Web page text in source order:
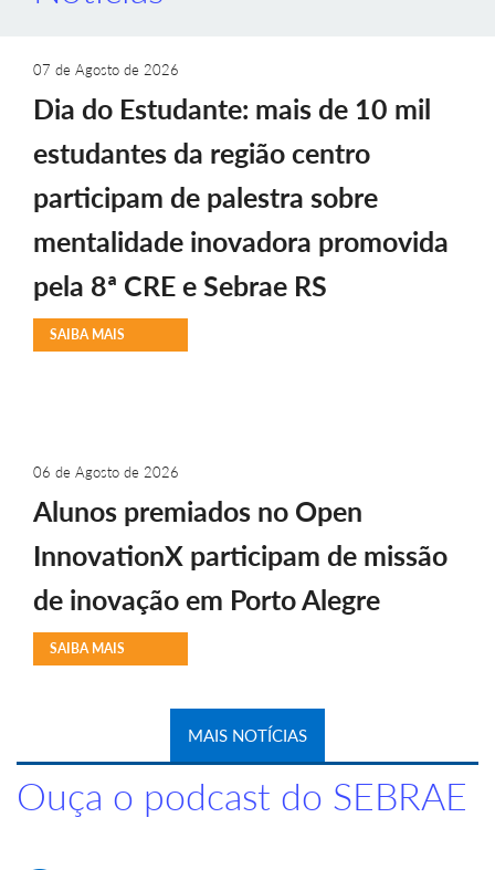
07 de Agosto de 2026
Dia do Estudante: mais de 10 mil
estudantes da região centro
participam de palestra sobre
mentalidade inovadora promovida
pela 8ª CRE e Sebrae RS
SAIBA MAIS
06 de Agosto de 2026
Alunos premiados no Open
InnovationX participam de missão
de inovação em Porto Alegre
SAIBA MAIS
MAIS NOTÍCIAS
Ouça o podcast do SEBRAE